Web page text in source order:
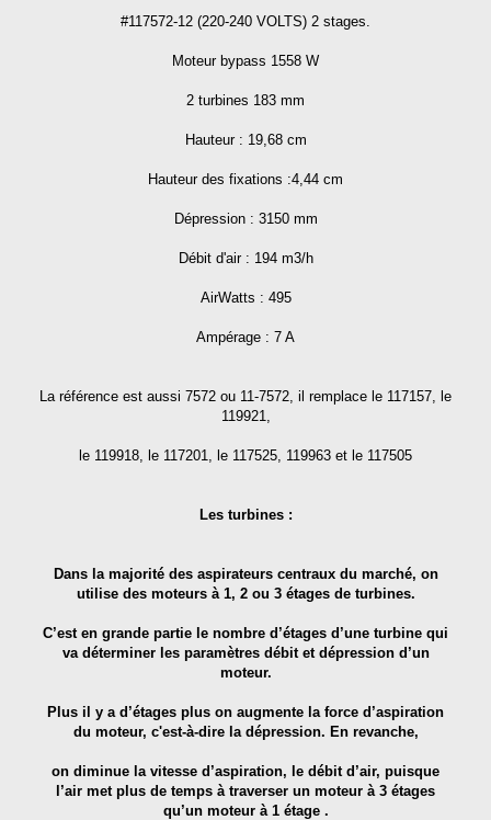
#117572-12 (220-240 VOLTS) 2 stages.
Moteur bypass 1558 W
2 turbines 183 mm
Hauteur : 19,68 cm
Hauteur des fixations :4,44 cm
Dépression : 3150 mm
Débit d'air : 194 m3/h
AirWatts : 495
Ampérage : 7 A
La référence est aussi 7572 ou 11-7572, il remplace le 117157, le
119921,
le 119918, le 117201, le 117525, 119963 et le 117505
Les turbines :
Dans la majorité des aspirateurs centraux du marché, on
utilise des moteurs à 1, 2 ou 3 étages de turbines.
C’est en grande partie le nombre d’étages d’une turbine qui
va déterminer les paramètres débit et dépression d’un
moteur.
Plus il y a d’étages plus on augmente la force d’aspiration
du moteur, c'est-à-dire la dépression. En revanche,
on diminue la vitesse d’aspiration, le débit d’air, puisque
l’air met plus de temps à traverser un moteur à 3 étages
qu’un moteur à 1 étage .